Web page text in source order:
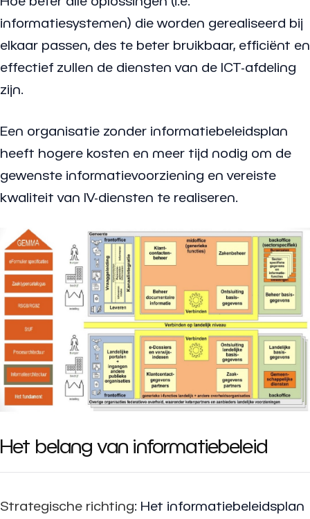
informatiesystemen) die worden gerealiseerd bij
elkaar passen, des te beter bruikbaar, efficiënt en
effectief zullen de diensten van de ICT-afdeling
zijn.
Een organisatie zonder informatiebeleidsplan
heeft hogere kosten en meer tijd nodig om de
gewenste informatievoorziening en vereiste
kwaliteit van IV-diensten te realiseren.
Het belang van informatiebeleid
Strategische richting: Het informatiebeleidsplan